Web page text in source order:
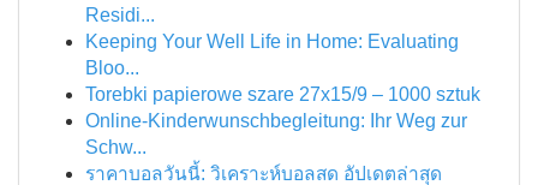
Residi...
Keeping Your Well Life in Home: Evaluating
Bloo...
Torebki papierowe szare 27x15/9 – 1000 sztuk
Online-Kinderwunschbegleitung: Ihr Weg zur
Schw...
ราคาบอลวันนี้: วิเคราะห์บอลสด อัปเดตล่าสุด